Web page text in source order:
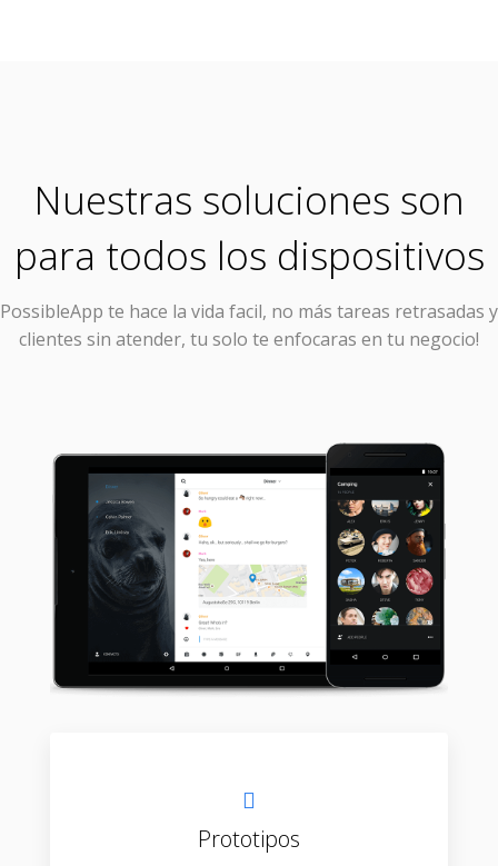
Nuestras soluciones son
para todos los dispositivos
PossibleApp te hace la vida facil, no más tareas retrasadas y
clientes sin atender, tu solo te enfocaras en tu negocio!
Prototipos